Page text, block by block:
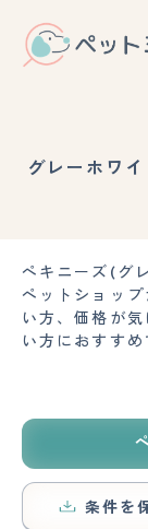
グレーホワ
ペキニーズ(グ
ペットショッ
い方、価格が
い方におすすめ
条件を